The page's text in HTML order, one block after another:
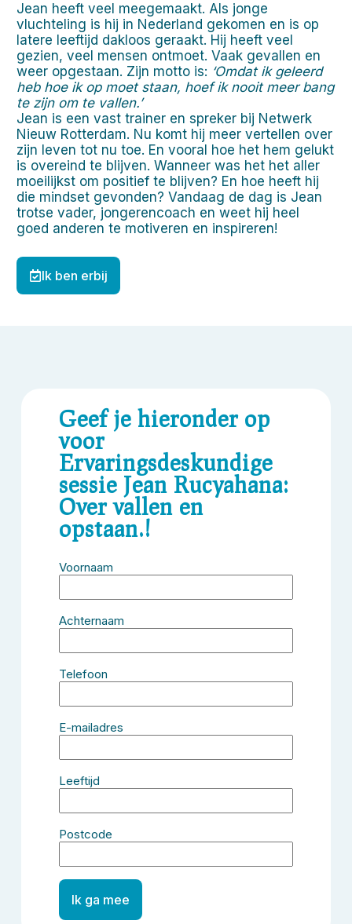
Jean heeft veel meegemaakt. Als jonge
vluchteling is hij in Nederland gekomen en is op
latere leeftijd dakloos geraakt. Hij heeft veel
gezien, veel mensen ontmoet. Vaak gevallen en
weer opgestaan. Zijn motto is: ‘Omdat ik geleerd
heb hoe ik op moet staan, hoef ik nooit meer bang
te zijn om te vallen.’
Jean is een vast trainer en spreker bij Netwerk
Nieuw Rotterdam. Nu komt hij meer vertellen over
zijn leven tot nu toe. En vooral hoe het hem gelukt
is overeind te blijven. Wanneer was het het aller
moeilijkst om positief te blijven? En hoe heeft hij
die mindset gevonden? Vandaag de dag is Jean
trotse vader, jongerencoach en weet hij heel
goed anderen te motiveren en inspireren!
Ik ben erbij
Geef je hieronder op
voor
Ervaringsdeskundige
sessie Jean Rucyahana:
Over vallen en
opstaan.!
Voornaam
Achternaam
Telefoon
E-mailadres
Leeftijd
Postcode
Ik ga mee